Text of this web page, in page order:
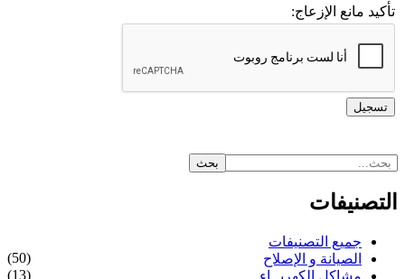
تأكيد مانع الإزعاج:
التصنيفات
جميع التصنيفات
الصيانة و الإصلاح
(50)
(13)